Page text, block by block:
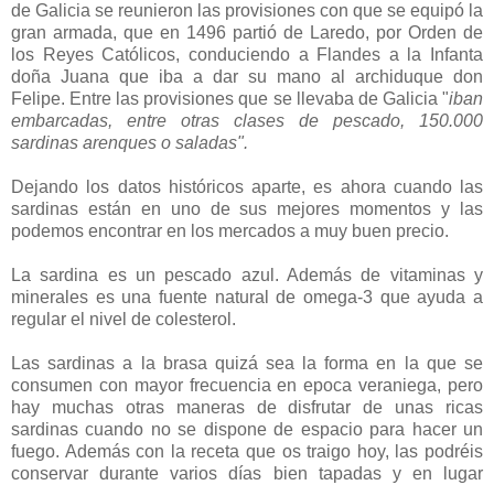
de Galicia se reunieron las provisiones con que se equipó la
gran armada, que en 1496 partió de Laredo, por Orden de
los Reyes Católicos, conduciendo a Flandes a la Infanta
doña Juana que iba a dar su mano al archiduque don
Felipe. Entre las provisiones que se llevaba de Galicia "iban
embarcadas, entre otras clases de pescado, 150.000
sardinas arenques o saladas".
Dejando los datos históricos aparte, es ahora cuando las
sardinas están en uno de sus mejores momentos y las
podemos encontrar en los mercados a muy buen precio.
La sardina es un pescado azul. Además de vitaminas y
minerales es una fuente natural de omega-3 que ayuda a
regular el nivel de colesterol.
Las sardinas a la brasa quizá sea la forma en la que se
consumen con mayor frecuencia en epoca veraniega, pero
hay muchas otras maneras de disfrutar de unas ricas
sardinas cuando no se dispone de espacio para hacer un
fuego. Además con la receta que os traigo hoy, las podréis
conservar durante varios días bien tapadas y en lugar